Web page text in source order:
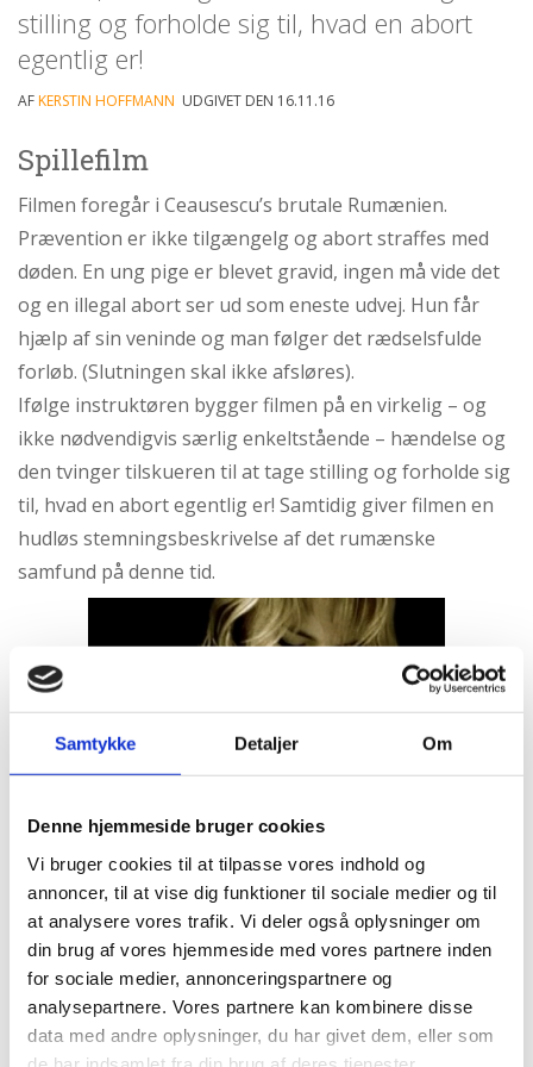
Samtykke Detaljer Om
Denne hjemmeside bruger cookies
Vi bruger cookies til at tilpasse vores indhold og
annoncer, til at vise dig funktioner til sociale medier og til
at analysere vores trafik. Vi deler også oplysninger om
din brug af vores hjemmeside med vores partnere inden
for sociale medier, annonceringspartnere og
analysepartnere. Vores partnere kan kombinere disse
data med andre oplysninger, du har givet dem, eller som
personlige
historie
1.6:
Argumenter
imod
1.7:
Perspektiver
2.0:
Om
os
2.1:
Aktioner
2.2:
Tidligere
aktioner
2.3:
Organisation
2.4:Abortmindelunden
Abortlinien
Unge
mod
abort
2.7:
Pro
internationalt
3.0:
Nyheder
stilling og forholde sig til, hvad en abort
egentlig er!
AFKERSTIN HOFFMANN UDGIVET DEN 16.11.16
Spillefilm
Filmen foregår i Ceausescu’s brutale Rumænien.
Prævention er ikke tilgængelg og abort straffes med
døden. En ung pige er blevet gravid, ingen må vide det
og en illegal abort ser ud som eneste udvej. Hun får
hjælp af sin veninde og man følger det rædselsfulde
forløb. (Slutningen skal ikke afsløres).
Ifølge instruktøren bygger filmen på en virkelig – og
ikke nødvendigvis særlig enkeltstående – hændelse og
den tvinger tilskueren til at tage stilling og forholde sig
til, hvad en abort egentlig er! Samtidig giver filmen en
hudløs stemningsbeskrivelse af det rumænske
samfund på denne tid.